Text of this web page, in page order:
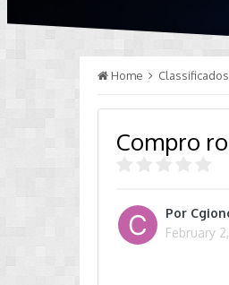
Home Classificados
Compro
Por
February